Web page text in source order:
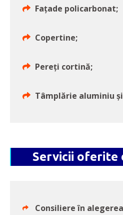
Fațade policarbonat;
Copertine;
Pereți cortină;
Tâmplărie aluminiu şi
Servicii oferite
Consiliere în